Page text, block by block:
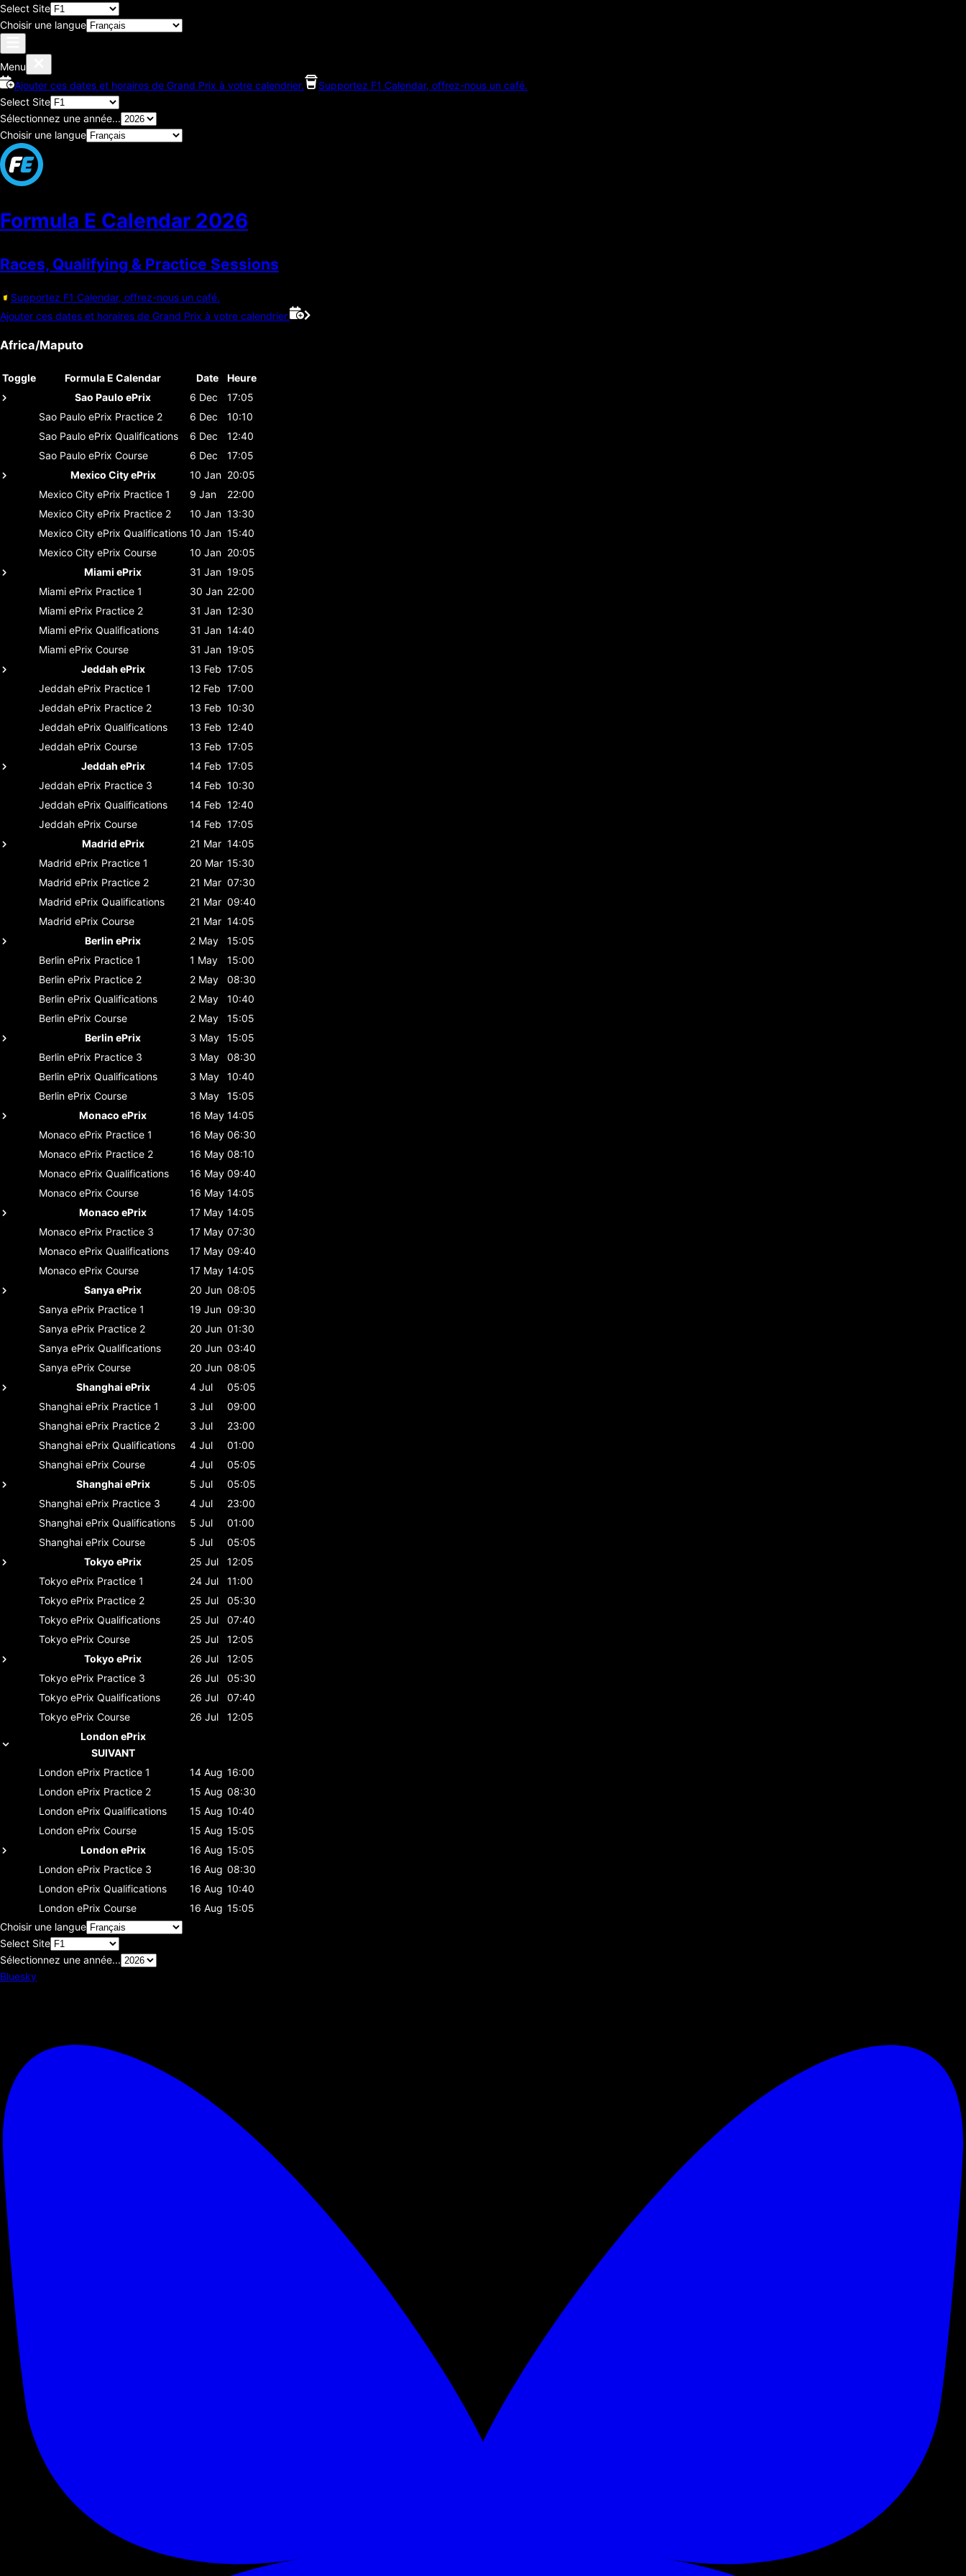
Select Site
Choisir une langue
Menu
Ajouter ces dates et horaires de Grand Prix à votre calendrier.
Supportez F1 Calendar, offrez-nous un café.
Select Site
Sélectionnez une année...
Choisir une langue
Formula E Calendar 2026
Races, Qualifying & Practice Sessions
Supportez F1 Calendar, offrez-nous un café.
Ajouter ces dates et horaires de Grand Prix à votre calendrier.
Africa/Maputo
Toggle Formula E Calendar Date
Heure
Sao Paulo ePrix
6 Dec
17:05
Sao Paulo ePrix Practice 2 6 Dec
10:10
Sao Paulo ePrix Qualifications 6 Dec
12:40
Sao Paulo ePrix Course 6 Dec
17:05
Mexico City ePrix
10 Jan 20:05
Mexico City ePrix Practice 1 9 Jan
22:00
Mexico City ePrix Practice 2 10 Jan 13:30
Mexico City ePrix Qualifications 10 Jan 15:40
Mexico City ePrix Course 10 Jan 20:05
Miami ePrix
31 Jan 19:05
Miami ePrix Practice 1 30 Jan 22:00
Miami ePrix Practice 2 31 Jan 12:30
Miami ePrix Qualifications 31 Jan 14:40
Miami ePrix Course 31 Jan 19:05
Jeddah ePrix
13 Feb 17:05
Jeddah ePrix Practice 1 12 Feb 17:00
Jeddah ePrix Practice 2 13 Feb 10:30
Jeddah ePrix Qualifications 13 Feb 12:40
Jeddah ePrix Course 13 Feb 17:05
Jeddah ePrix
14 Feb 17:05
Jeddah ePrix Practice 3 14 Feb 10:30
Jeddah ePrix Qualifications 14 Feb 12:40
Jeddah ePrix Course 14 Feb 17:05
Madrid ePrix
21 Mar 14:05
Madrid ePrix Practice 1 20 Mar 15:30
Madrid ePrix Practice 2 21 Mar 07:30
Madrid ePrix Qualifications 21 Mar 09:40
Madrid ePrix Course 21 Mar 14:05
Berlin ePrix
2 May
15:05
Berlin ePrix Practice 1 1 May
15:00
Berlin ePrix Practice 2 2 May
08:30
Berlin ePrix Qualifications 2 May
10:40
Berlin ePrix Course 2 May
15:05
Berlin ePrix
3 May
15:05
Berlin ePrix Practice 3 3 May
08:30
Berlin ePrix Qualifications 3 May
10:40
Berlin ePrix Course 3 May
15:05
Monaco ePrix
16 May 14:05
Monaco ePrix Practice 1 16 May 06:30
Monaco ePrix Practice 2 16 May 08:10
Monaco ePrix Qualifications 16 May 09:40
Monaco ePrix Course 16 May 14:05
Monaco ePrix
17 May 14:05
Monaco ePrix Practice 3 17 May 07:30
Monaco ePrix Qualifications 17 May 09:40
Monaco ePrix Course 17 May 14:05
Sanya ePrix
20 Jun 08:05
Sanya ePrix Practice 1 19 Jun 09:30
Sanya ePrix Practice 2 20 Jun 01:30
Sanya ePrix Qualifications 20 Jun 03:40
Sanya ePrix Course 20 Jun 08:05
Shanghai ePrix
4 Jul
05:05
Shanghai ePrix Practice 1 3 Jul
09:00
Shanghai ePrix Practice 2 3 Jul
23:00
Shanghai ePrix Qualifications 4 Jul
01:00
Shanghai ePrix Course 4 Jul
05:05
Shanghai ePrix
5 Jul
05:05
Shanghai ePrix Practice 3 4 Jul
23:00
Shanghai ePrix Qualifications 5 Jul
01:00
Shanghai ePrix Course 5 Jul
05:05
Tokyo ePrix
25 Jul
12:05
Tokyo ePrix Practice 1 24 Jul
11:00
Tokyo ePrix Practice 2 25 Jul
05:30
Tokyo ePrix Qualifications 25 Jul
07:40
Tokyo ePrix Course 25 Jul
12:05
Tokyo ePrix
26 Jul
12:05
Tokyo ePrix Practice 3 26 Jul
05:30
Tokyo ePrix Qualifications 26 Jul
07:40
Tokyo ePrix Course 26 Jul
12:05
London ePrix
SUIVANT
London ePrix Practice 1 14 Aug 16:00
London ePrix Practice 2 15 Aug 08:30
London ePrix Qualifications 15 Aug 10:40
London ePrix Course 15 Aug 15:05
London ePrix
16 Aug 15:05
London ePrix Practice 3 16 Aug 08:30
London ePrix Qualifications 16 Aug 10:40
London ePrix Course 16 Aug 15:05
Choisir une langue
Select Site
Sélectionnez une année...
Bluesky